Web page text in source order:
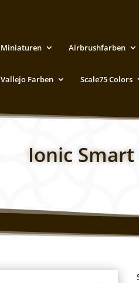
Miniaturen Airbrushfarben
Vallejo Farben Scale75 Colors
Ionic